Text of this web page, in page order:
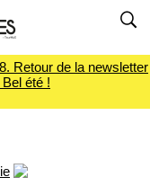
Retour de la newsletter
été !